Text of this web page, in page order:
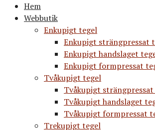
Hem
Webbutik
Enkupigt tegel
Enkupigt strängpressat
Enkupigt handslaget
Enkupigt formpressat
Tvåkupigt tegel
Tvåkupigt
Tvåkupigt handslaget
Tvåkupigt formpressat
Trekupigt tegel